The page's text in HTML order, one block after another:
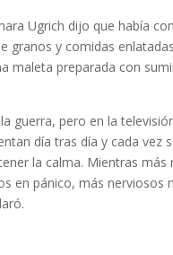
Ugrich dijo que había
granos y comidas
maleta preparada con
guerra, pero en la
día tras día y cada vez
la calma. Mientras más
en pánico, más nerviosos